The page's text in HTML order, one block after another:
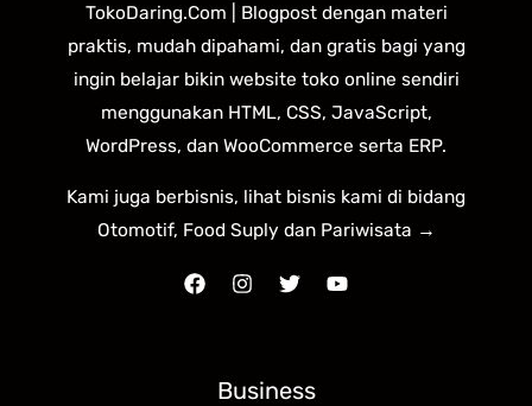
TokoDaring.Com | Blogpost dengan materi
praktis, mudah dipahami, dan gratis bagi yang
ingin belajar bikin website toko online sendiri
menggunakan HTML, CSS, JavaScript,
WordPress, dan WooCommerce serta ERP.
Kami juga berbisnis, lihat bisnis kami di bidang
Otomotif, Food Suply dan Pariwisata →
Business